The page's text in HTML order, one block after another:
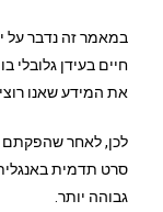
במאמר זה נדבר על
חיים בעידן גלובלי
את המידע שאנו
לכן, לאחר שהפקתם
סרט תדמית
גבוהה יותר.